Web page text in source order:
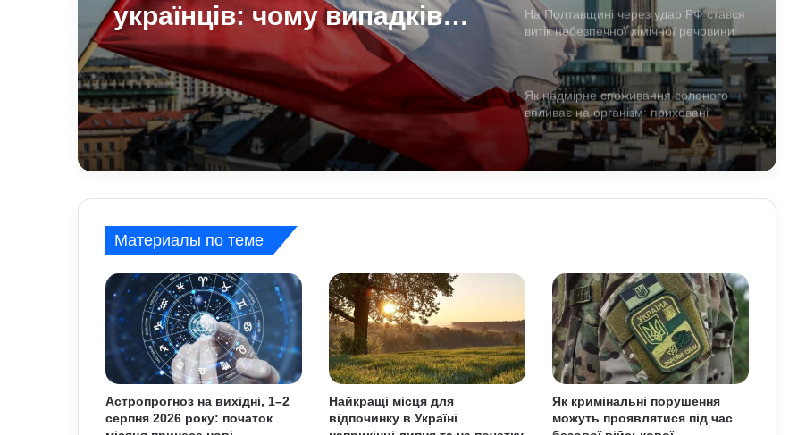
українців: чому випадків
агресії стає більше та що
про це говорять експерти
На Полтавщині через удар РФ стався
витік небезпечної хімічної речовини:
що вже відомо
Як надмірне споживання солоного
впливає на організм: приховані
ризики для здоров’я
стало відомо, чи є загроза здоров’ю
Чоловіки за кордоном не зможуть
отримати консульські послуги без
військово-облікових документів
Чому українці обирають Німеччину
Материалы по теме
Астропрогноз на вихідні, 1–2
серпня 2026 року: початок
Найкращі місця для
відпочинку в Україні
Як кримінальні порушення
можуть проявлятися під час